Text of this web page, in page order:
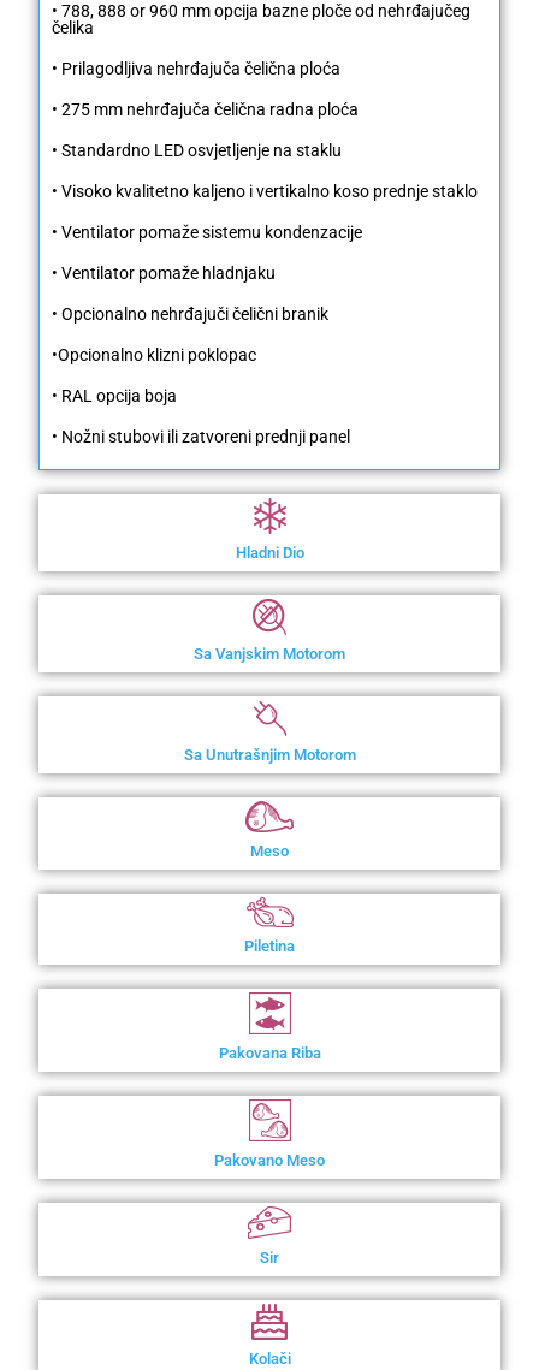
• 788, 888 or 960 mm opcija bazne ploče od nehrđajučeg
čelika
• Prilagodljiva nehrđajuča čelična ploća
• 275 mm nehrđajuča čelična radna ploća
• Standardno LED osvjetljenje na staklu
• Visoko kvalitetno kaljeno i vertikalno koso prednje staklo
• Ventilator pomaže sistemu kondenzacije
• Ventilator pomaže hladnjaku
• Opcionalno nehrđajuči čelični branik
•Opcionalno klizni poklopac
• RAL opcija boja
• Nožni stubovi ili zatvoreni prednji panel
Hladni Dio
Sa Vanjskim Motorom
Sa Unutrašnjim Motorom
Meso
Piletina
Pakovana Riba
Pakovano Meso
Sir
Kolači